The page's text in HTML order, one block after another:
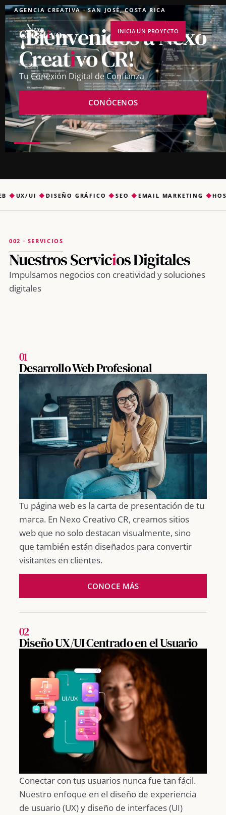
INICIA UN PROYECTO
AGENCIA CREATIVA · SAN JOSÉ, COSTA RICA
¡Bienvenidos a Nexo
Creativo CR!
Tu Conexión Digital de Confianza
CONÓCENOS
i
NUESTROS SERVICIOS
i
INICIA UN PROYECTO
UX/UI◆DISEÑO GRÁFICO◆SEO◆EMAIL MARKETING◆
002 · SERVICIOS
Nuestros Servicios Digitales
Impulsamos negocios con creatividad y soluciones
digitales
01
Desarrollo Web Profesional
Tu página web es la carta de presentación de tu
marca. En Nexo Creativo CR, creamos sitios
web que no solo destacan visualmente, sino
que también están diseñados para convertir
visitantes en clientes.
CONOCE MÁS
02
Diseño UX/UI Centrado en el Usuario
Conectar con tus usuarios nunca fue tan fácil.
Nuestro enfoque en el diseño de experiencia
de usuario (UX) y diseño de interfaces (UI)